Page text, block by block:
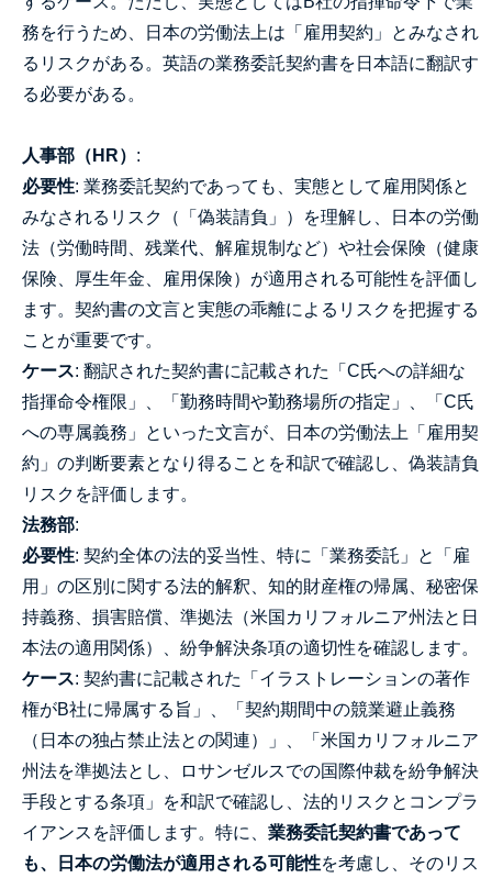
務を行うため、日本の労働法上は「雇用契約」とみなされ
るリスクがある。英語の業務委託契約書を日本語に翻訳す
る必要がある。
人事部（HR） :
必要性: 業務委託契約であっても、実態として雇用関係と
みなされるリスク（「偽装請負」）を理解し、日本の労働
法（労働時間、残業代、解雇規制など）や社会保険（健康
保険、厚生年金、雇用保険）が適用される可能性を評価し
ます。契約書の文言と実態の乖離によるリスクを把握する
ことが重要です。
ケース: 翻訳された契約書に記載された「C氏への詳細な
指揮命令権限」、「勤務時間や勤務場所の指定」、「C氏
への専属義務」といった文言が、日本の労働法上「雇用契
約」の判断要素となり得ることを和訳で確認し、偽装請負
リスクを評価します。
法務部:
必要性: 契約全体の法的妥当性、特に「業務委託」と「雇
用」の区別に関する法的解釈、知的財産権の帰属、秘密保
持義務、損害賠償、準拠法（米国カリフォルニア州法と日
本法の適用関係）、紛争解決条項の適切性を確認します。
ケース: 契約書に記載された「イラストレーションの著作
権がB社に帰属する旨」、「契約期間中の競業避止義務
（日本の独占禁止法との関連）」、「米国カリフォルニア
州法を準拠法とし、ロサンゼルスでの国際仲裁を紛争解決
手段とする条項」を和訳で確認し、法的リスクとコンプラ
イアンスを評価します。特に、 業務委託契約書であって
も、日本の労働法が適用される可能性を考慮し、そのリス